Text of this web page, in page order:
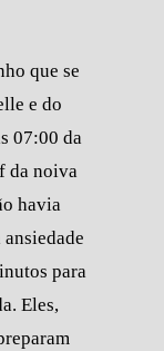
que se
e do
07:00 da
da noiva
havia
para
Eles,